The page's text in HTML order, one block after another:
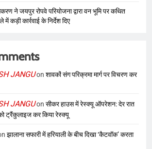
ने जयपुर रोपवे परियोजना द्वारा वन भूमि पर कथित
कड़ी कार्रवाई के निर्देश दिए
JANGUon शावकों संग परिक्रमा मार्ग पर विचरण कर
JANGUon सीकर हाउस में रेस्क्यू ऑपरेशन: देर रात
ट्रैंकुलाइज कर किया रेस्क्यू
झालाना सफारी में हरियाली के बीच दिखा ‘कैटवॉक’ करता